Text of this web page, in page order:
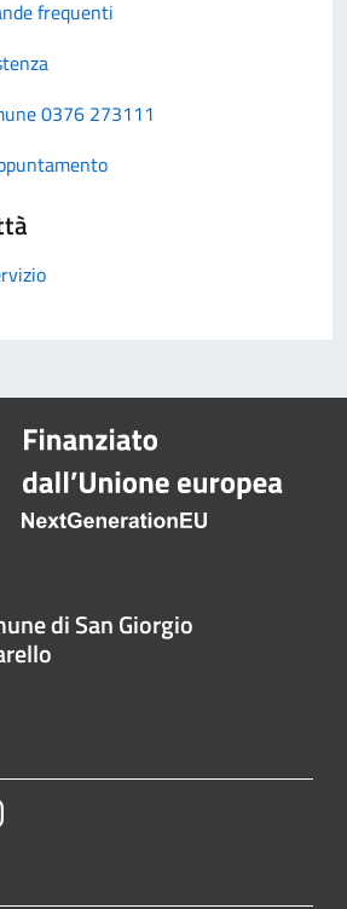
frequenti
0376 273111
di San Giorgio
Instagram